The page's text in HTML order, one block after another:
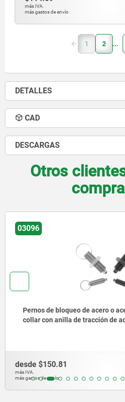
más IVA.
más gastos de envío
1 2
DETALLES
CAD
DESCARGAS
Otros
03092
Pernos de bloqueo de acero o
anilla de tracción de acero
desde $140.27
más IVA.
más gastos de envío